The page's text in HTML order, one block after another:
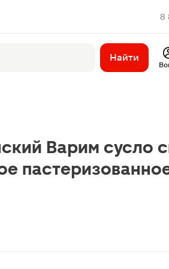
8
Найти
Варим сусло